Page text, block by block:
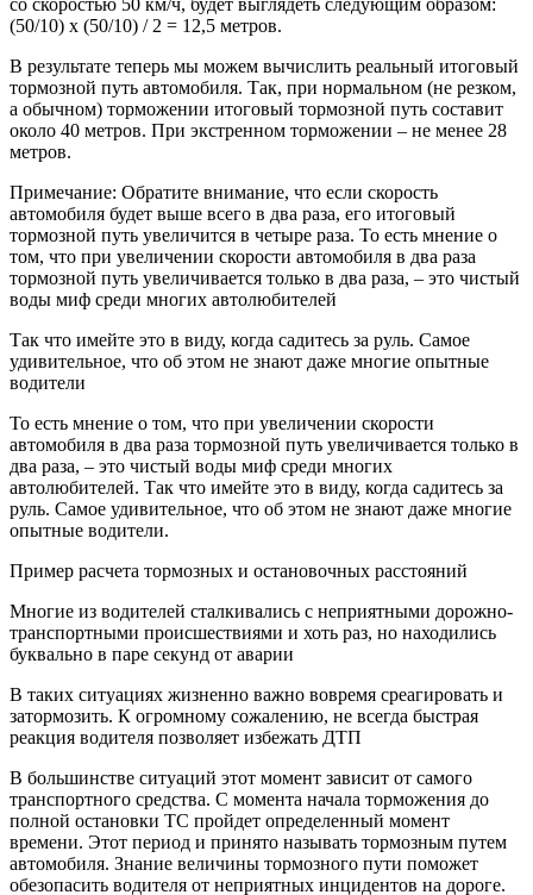
со скоростью 50 км/ч, будет выглядеть следующим образом:
(50/10) x (50/10) / 2 = 12,5 метров.
В результате теперь мы можем вычислить реальный итоговый
тормозной путь автомобиля. Так, при нормальном (не резком,
а обычном) торможении итоговый тормозной путь составит
около 40 метров. При экстренном торможении – не менее 28
метров.
Примечание: Обратите внимание, что если скорость
автомобиля будет выше всего в два раза, его итоговый
тормозной путь увеличится в четыре раза. То есть мнение о
том, что при увеличении скорости автомобиля в два раза
тормозной путь увеличивается только в два раза, – это чистый
воды миф среди многих автолюбителей
Так что имейте это в виду, когда садитесь за руль. Самое
удивительное, что об этом не знают даже многие опытные
водители
То есть мнение о том, что при увеличении скорости
автомобиля в два раза тормозной путь увеличивается только в
два раза, – это чистый воды миф среди многих
автолюбителей. Так что имейте это в виду, когда садитесь за
руль. Самое удивительное, что об этом не знают даже многие
опытные водители.
Пример расчета тормозных и остановочных расстояний
Многие из водителей сталкивались с неприятными дорожно-
транспортными происшествиями и хоть раз, но находились
буквально в паре секунд от аварии
В таких ситуациях жизненно важно вовремя среагировать и
затормозить. К огромному сожалению, не всегда быстрая
реакция водителя позволяет избежать ДТП
В большинстве ситуаций этот момент зависит от самого
транспортного средства. С момента начала торможения до
полной остановки ТС пройдет определенный момент
времени. Этот период и принято называть тормозным путем
автомобиля. Знание величины тормозного пути поможет
обезопасить водителя от неприятных инцидентов на дороге.